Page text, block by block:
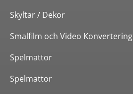
Skyltar / Dekor
Smalfilm och Video Konvertering
Spelmattor
Spelmattor